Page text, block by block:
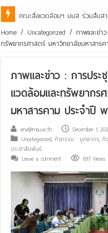
คณะสิ่งแวดล้อมฯ มมส ร่วมต้อนรั
Home / Uncategorized / ภาพและข่า
ทรัพยากรศาสตร์ มหาวิทยาลัยมหาสารค
ภาพและข่าว : การปร
แวดล้อมและทรัพยากร
มหาสารคาม ประจำปี
env@msu.ac.th
December 1,
Uncategorized,กิจกรรม : บุคลากร,กิ
ประชาสัมพันธ์
Leave a comment
697 Views